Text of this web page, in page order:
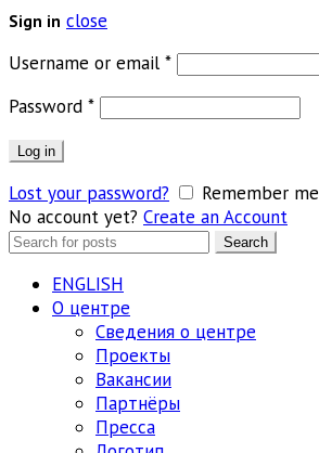
Sign in close
Username or email *Обязательно
Password *Обязательно
Log in
Lost your password?
Remember me
No account yet? Create an Account
Search
Search
ENGLISH
О центре
Сведения о центре
Проекты
Вакансии
Партнёры
Пресса